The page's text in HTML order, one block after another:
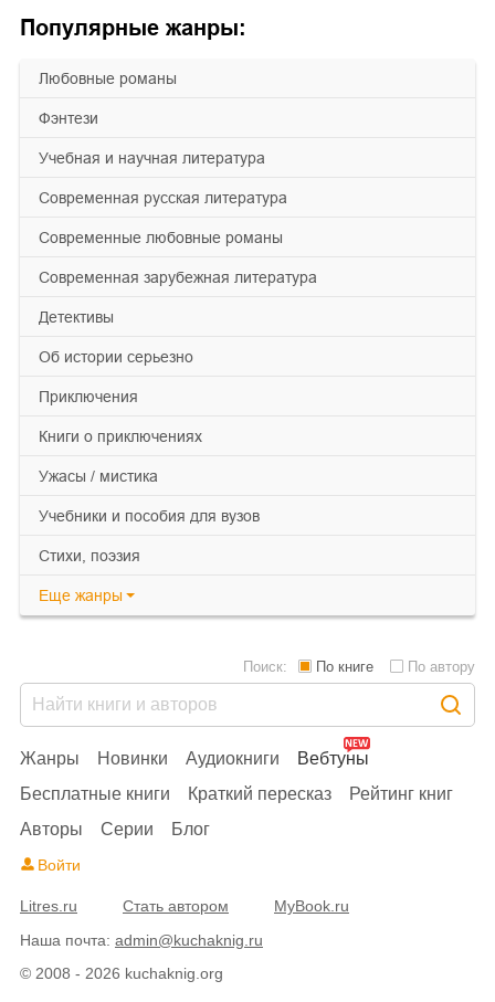
Популярные жанры:
любовные романы
фэнтези
учебная и научная литература
современная русская литература
современные любовные романы
современная зарубежная литература
детективы
об истории серьезно
приключения
книги о приключениях
ужасы / мистика
учебники и пособия для вузов
cтихи, поэзия
Еще жанры
© 2008 - 2026 kuchaknig.org
Жанры Новинки Аудиокниги
Вебтуны
Бесплатные книги
Краткий пересказ
Рейтинг книг
Авторы
Серии Блог
Поиск: По книге По автору
Войти
Litres.ru Стать автором
MyBook.ru
Наша почта: admin@kuchaknig.ru